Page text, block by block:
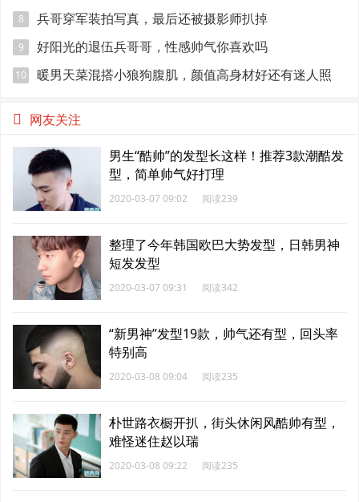
8 兵哥穿军装拍写真，最后还被摄影师扒掉
9 好阳光的退伍兵哥哥，性感帅气你喜欢吗
10 暖男天菜混搭小狼狗腹肌，颜值高身材好还有迷人照
网友关注
男生“酷帅”的发型长这样！推荐3款潮酷发
型，简单帅气好打理
2020-03-07 09:02 阅读239
整理了今年韩国欧巴大势发型，日韩男神
短发发型
2020-03-07 09:31 阅读342
“新男神”发型19款，帅气还有型，回头率
特别高
2020-03-08 09:04 阅读235
朴世路衣橱开扒，街头休闲风酷帅有型，
难怪迷住赵以瑞
2020-03-08 09:22 阅读235